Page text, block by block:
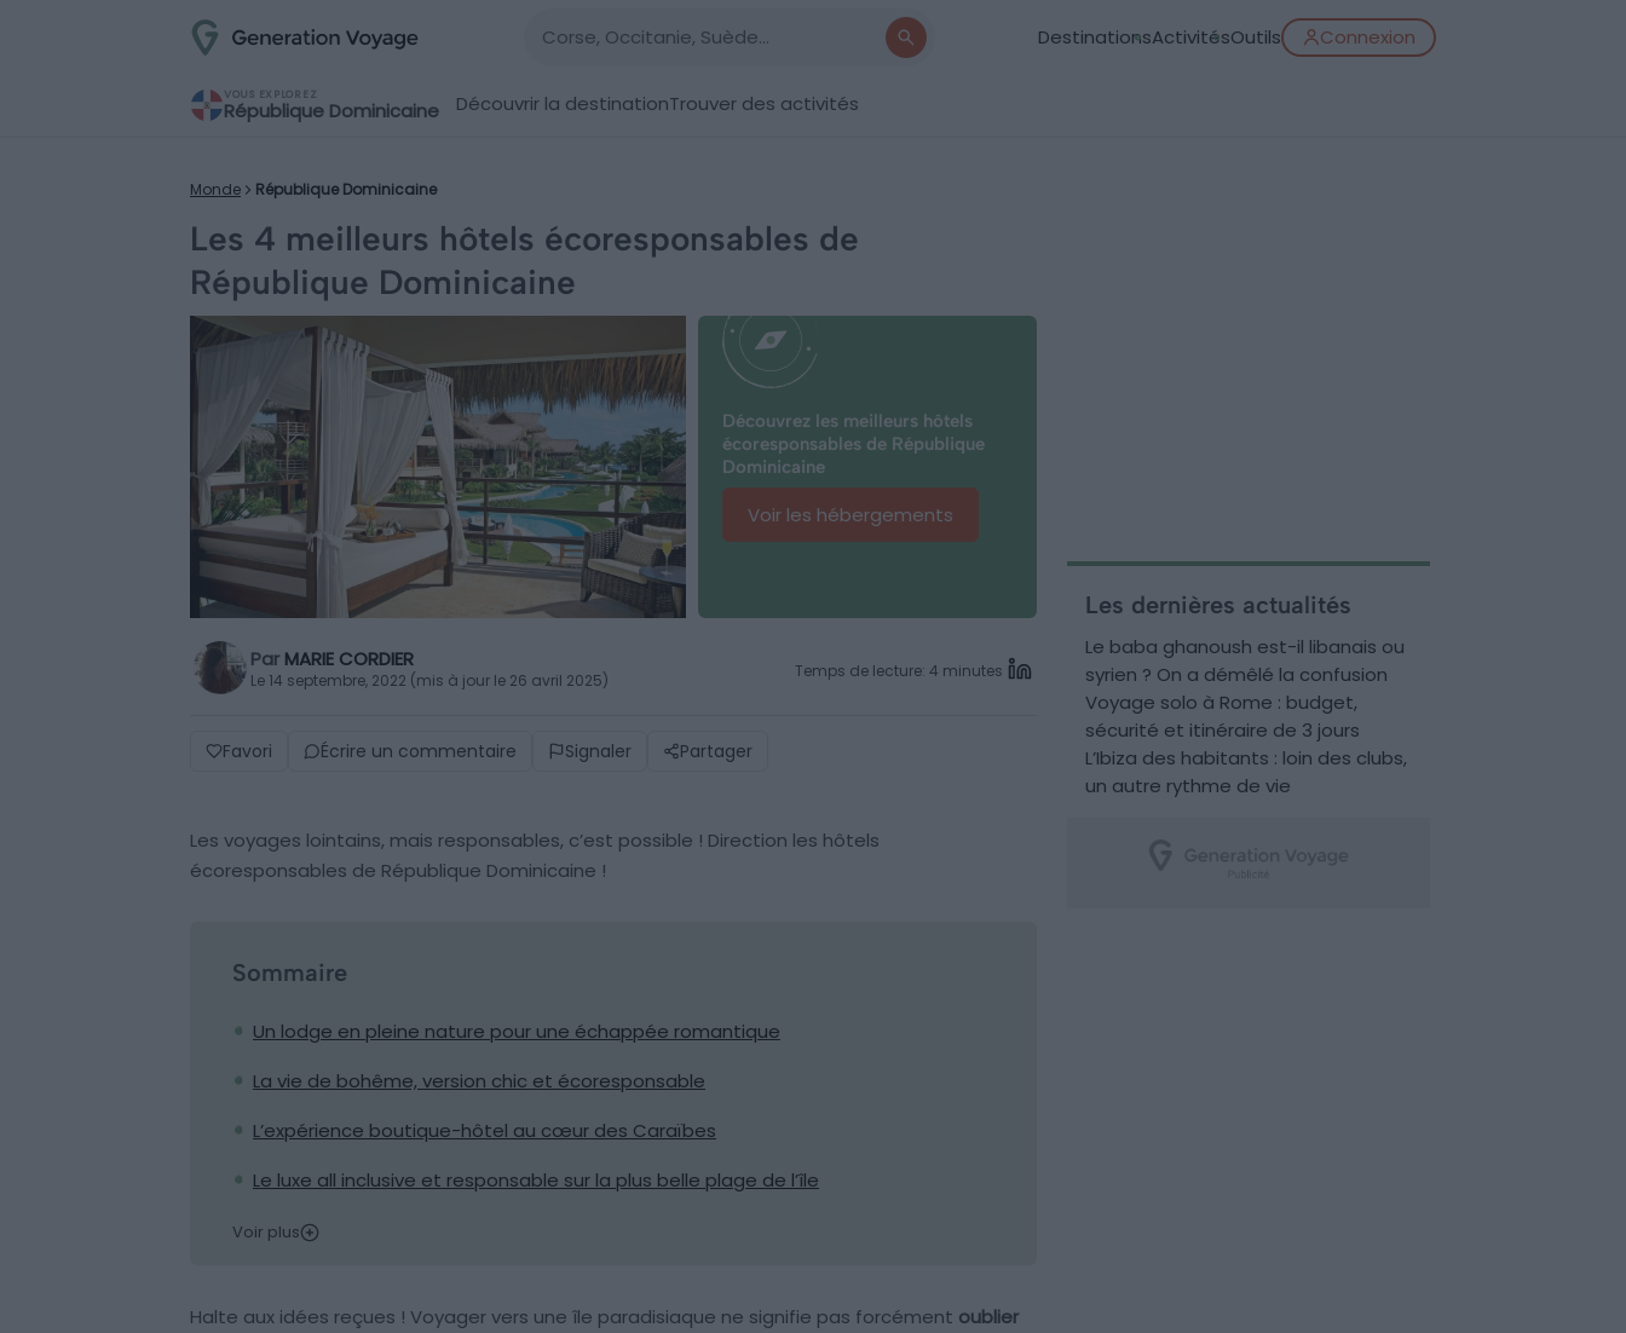
DestinationsActivitésOutils Connexion
VOUS EXPLOREZ
République Dominicaine Découvrir la destinationTrouver des activités
Monde République Dominicaine
Les 4 meilleurs hôtels écoresponsables de
République Dominicaine
Découvrez les meilleurs hôtels
écoresponsables de République
Dominicaine
Voir les hébergements
Par MARIE CORDIER
Le 14 septembre, 2022 (mis à jour le 26 avril 2025) Temps de lecture: 4 minutes
Favori Écrire un commentaire Signaler Partager
Les voyages lointains, mais responsables, c’est possible ! Direction les hôtels
écoresponsables de République Dominicaine !
Sommaire
Un lodge en pleine nature pour une échappée romantique
La vie de bohême, version chic et écoresponsable
L’expérience boutique-hôtel au cœur des Caraïbes
Le luxe all inclusive et responsable sur la plus belle plage de l’île
Voir plus
Halte aux idées reçues ! Voyager vers une île paradisiaque ne signifie pas forcément oublier
Les dernières actualités
Le baba ghanoush est-il libanais ou
syrien ? On a démêlé la confusion
Voyage solo à Rome : budget,
sécurité et itinéraire de 3 jours
L’Ibiza des habitants : loin des clubs,
un autre rythme de vie